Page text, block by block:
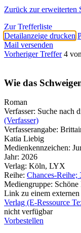
Zurück zur erweiterten
Zur Trefferliste
Detailanzeige drucken
Mail versenden
Vorheriger Treffer 4
Wie das
Roman
Verfasser: Suche nach
(Verfasser)
Verfasserangabe:
Katia Liebig
Medienkennzeichen:
Jahr: 2026
Verlag: Köln, LYX
Reihe: Chances-Reihe;
Mediengruppe:
Link zu einem
Verlag (E-Ressource
nicht verfügbar
Vorbestellen